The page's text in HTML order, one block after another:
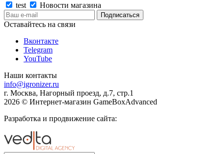
test
Новости магазина
Оставайтесь на связи
Вконтакте
Telegram
YouTube
Наши контакты
info@igronizer.ru
г. Москва, Нагорный проезд, д.7, стр.1
2026 © Интернет-магазин GameBoxAdvanced
Разработка и продвижение сайта: